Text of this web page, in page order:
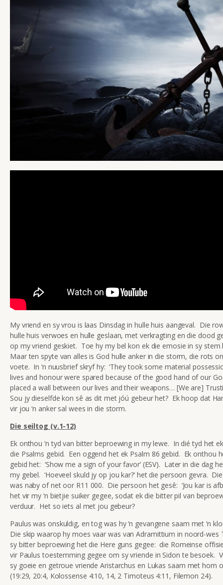
My vriend en sy vrou is laas Dinsdag in hulle huis aangeval. Die
hulle huis verwoes en hulle geslaan, met verkragting en die dood
op my vriend geskiet. Toe hy my bel kon ek die emosie in sy
Maar ten spyte van alles is God hulle anker in die storm, die rots
voete. In ‘n nuusbrief skryf hy: ‘They took some material
lives and honour were spared because of the good hand of our
placed a wall between our lives and their weapons… [We are]
Sou jy dieselfde kon sê as dit met jóú gebeur het? Ek hoop dat
vir jou ‘n anker sal wees in die storm.
Die seiltog (v.1-12)
Ek onthou ‘n tyd van bitter beproewing in my lewe. In dié tyd het
die Psalms gebid. Een oggend het ek Psalm 86 gebid. Ek onthou
gebid het: ‘Show me a sign of your favor’ (ESV). Later in die dag
my gebel. ‘Hoeveel skuld jy op jou kar?’ het die persoon gevra.
was naby of net oor R11 000. Die persoon het gesê: ‘Jou kar is
het vir my ‘n bietjie suiker gegee, sodat ek die bitter pil van
verduur. Het so iets al met jou gebeur?
Paulus was onskuldig, en tog was hy ‘n gevangene saam met ‘n
Die skip waarop hy moes vaar was van Adramittium in noord-wes
sy bitter beproewing het die Here guns gegee: die Romeinse
vir Paulus toestemming gegee om sy vriende in Sidon te besoek.
sy goeie en getroue vriende Aristarchus en Lukas saam met hom
(19:29, 20:4, Kolossense 4:10, 14, 2 Timoteus 4:11, Filemon 24).